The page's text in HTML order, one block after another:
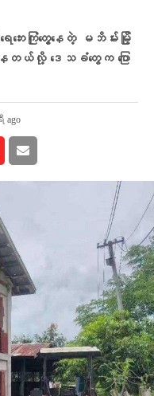
ေဘေးကြုံတွေ့နေတဲ့ မဘိမ်းမြို့
တယ်လို့ ဒေသခံတွေက ပြော
ago